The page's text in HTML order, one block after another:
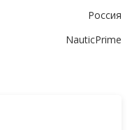
Россия
NauticPrime